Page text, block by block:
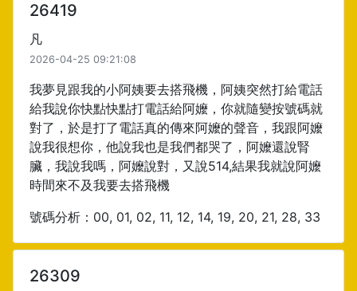
26419
凡
2026-04-25 09:21:08
我夢見跟我的小阿姨要去搭飛機，阿姨突然打給電話
給我說你快點快點打電話給阿嬤，你就隨變按號碼就
對了，於是打了電話真的傳來阿嬤的聲音，我跟阿嬤
說我很想你，他說我也是我們都哭了，阿嬤還說腎
臟，我說我嗎，阿嬤說對，又說514,結果我就說阿嬤
時間來不及我要去搭飛機
號碼分析：00, 01, 02, 11, 12, 14, 19, 20, 21, 28, 33
26309